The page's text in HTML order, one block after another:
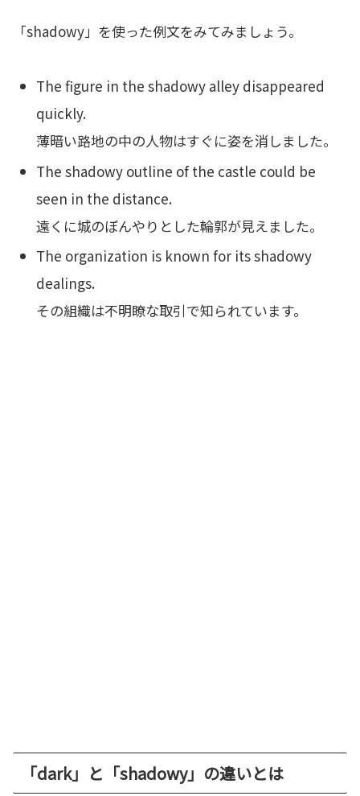
「shadowy」を使った例文をみてみましょう。
The figure in the shadowy alley disappeared
quickly.
薄暗い路地の中の人物はすぐに姿を消しました。
The shadowy outline of the castle could be
seen in the distance.
遠くに城のぼんやりとした輪郭が見えました。
The organization is known for its shadowy
dealings.
その組織は不明瞭な取引で知られています。
「dark」と「shadowy」の違いとは